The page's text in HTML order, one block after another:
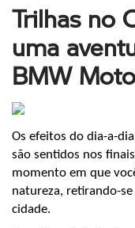
Trilhas no
uma
BMW
Os efeitos do dia-a-
são sentidos nos
momento em que
natureza, retirando-
cidade.